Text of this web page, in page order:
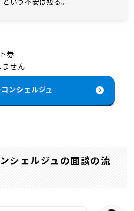
いう不安は残る。
券
ません
ンシェルジュ
シェルジュの面談の流